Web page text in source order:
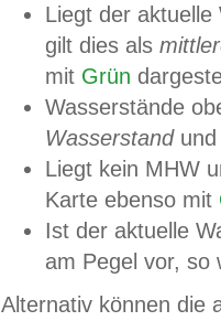
Liegt der
gilt dies als
mit Grün
Wasserstände
Wasserstandund
Liegt kein MHW
Karte ebenso mit
Ist der aktuelle
am Pegel vor,
Alternativ können die